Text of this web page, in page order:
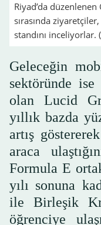
Riyad’da düzenlenen
sırasında
standını inceliyorlar.
Geleceğin
sektöründe
olan Lucid
yıllık bazda
artış
araca
Formula E
yılı sonuna
ile Birleşik
öğrenciye